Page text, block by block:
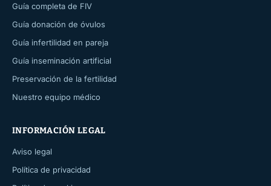
Guía completa de FIV
Guía donación de óvulos
Guía infertilidad en pareja
Guía inseminación artificial
Preservación de la fertilidad
Nuestro equipo médico
INFORMACIÓN LEGAL
Aviso legal
Política de privacidad